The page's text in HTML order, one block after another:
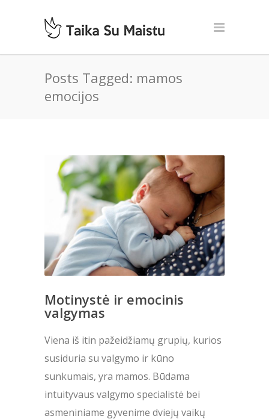
Posts Tagged: mamos
emocijos
Motinystė ir emocinis
valgymas
Viena iš itin pažeidžiamų grupių, kurios
susiduria su valgymo ir kūno
sunkumais, yra mamos. Būdama
intuityvaus valgymo specialistė bei
asmeniniame gyvenime dviejų vaikų